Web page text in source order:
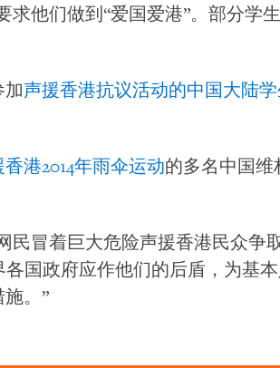
求他们做到“爱国爱港”。部分学
声援香港抗议活动的中国大陆
港2014年雨伞运动的多名中国
民冒着巨大危险声援香港民众争
各国政府应作他们的后盾，为基
。”